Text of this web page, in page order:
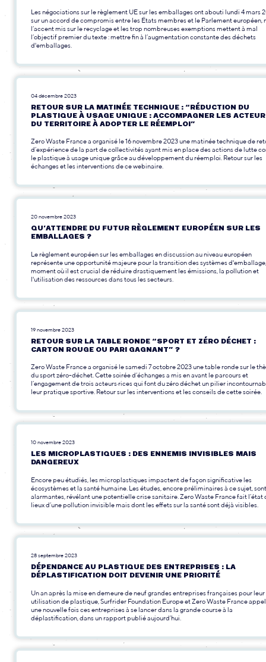
Les négociations sur le règlement UE sur les emballages ont abouti lundi 4 mars
sur un accord de compromis entre les États membres et le Parlement européen,
l’accent mis sur le recyclage et les trop nombreuses exemptions mettent à mal
l’objectif premier du texte : mettre fin à l’augmentation constante des déchets
d'emballages.
04 décembre 2023
RETOUR SUR LA MATINÉE TECHNIQUE : “RÉDUCTION DU
PLASTIQUE À USAGE UNIQUE : ACCOMPAGNER LES
DU TERRITOIRE À ADOPTER LE RÉEMPLOI”
Zero Waste France a organisé le 16 novembre 2023 une matinée technique de
d’expérience de la part de collectivités ayant mis en place des actions de lutte
le plastique à usage unique grâce au développement du réemploi. Retour sur les
échanges et les interventions de ce webinaire.
20 novembre 2023
QU’ATTENDRE DU FUTUR RÈGLEMENT EUROPÉEN SUR LES
EMBALLAGES ?
Le règlement européen sur les emballages en discussion au niveau européen
représente une opportunité majeure pour la transition des systèmes
moment où il est crucial de réduire drastiquement les émissions, la pollution et
l'utilisation des ressources dans tous les secteurs.
19 novembre 2023
RETOUR SUR LA TABLE RONDE “SPORT ET ZÉRO DÉCHET :
CARTON ROUGE OU PARI GAGNANT” ?
Zero Waste France a organisé le samedi 7 octobre 2023 une table ronde sur le
du sport zéro-déchet. Cette soirée d’échanges a mis en avant le parcours et
l’engagement de trois acteurs·rices qui font du zéro déchet un pilier
leur pratique sportive. Retour sur les interventions et les conseils de cette soirée.
10 novembre 2023
LES MICROPLASTIQUES : DES ENNEMIS INVISIBLES MAIS
DANGEREUX
Encore peu étudiés, les microplastiques impactent de façon significative les
écosystèmes et la santé humaine. Les études, encore préliminaires à ce sujet,
alarmantes, révélant une potentielle crise sanitaire. Zero Waste France fait l’état
lieux d’une pollution invisible mais dont les effets sur la santé sont déjà visibles.
28 septembre 2023
DÉPENDANCE AU PLASTIQUE DES ENTREPRISES : LA
DÉPLASTIFICATION DOIT DEVENIR UNE PRIORITÉ
Un an après la mise en demeure de neuf grandes entreprises françaises pour leur
utilisation de plastique, Surfrider Foundation Europe et Zero Waste France
une nouvelle fois ces entreprises à se lancer dans la grande course à la
déplastification, dans un rapport publié aujourd’hui.